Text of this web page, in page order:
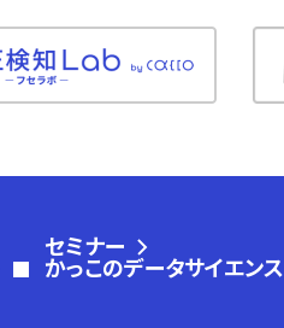
セミナー
かっこのデータサイエンス